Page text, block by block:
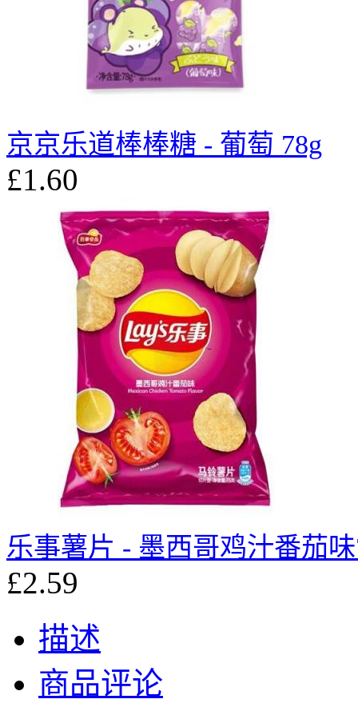
京京乐道棒棒糖 - 葡萄 78g
£1.60
乐事薯片 - 墨西哥鸡汁番茄味
£2.59
描述
商品评论